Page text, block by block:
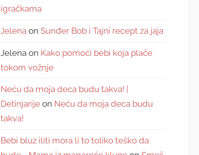
igračkama
Jelena on Sunđer Bob i Tajni recept za jaja
Jelena on Kako pomoći bebi koja plače
tokom vožnje
Neću da moja deca budu takva! |
Detinjarije on Neću da moja deca budu
takva!
Bebi bluz iliti mora li to toliko teško da